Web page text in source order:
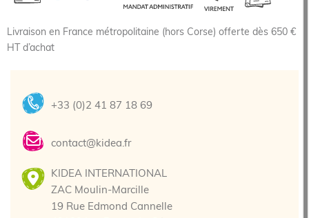
Livraison en France métropolitaine (hors Corse) offerte dès 650 €
HT d’achat
+33 (0)2 41 87 18 69
contact@kidea.fr
KIDEA INTERNATIONAL
ZAC Moulin-Marcille
19 Rue Edmond Cannelle